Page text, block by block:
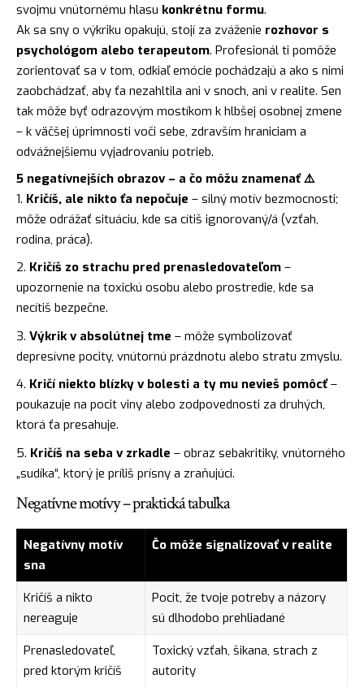
svojmu vnútornému hlasu konkrétnu formu.
Ak sa sny o výkriku opakujú, stojí za zváženie rozhovor s
psychológom alebo terapeutom. Profesionál ti pomôže
zorientovať sa v tom, odkiaľ emócie pochádzajú a ako s nimi
zaobchádzať, aby ťa nezahltila ani v snoch, ani v realite. Sen
tak môže byť odrazovým mostíkom k hlbšej osobnej zmene
– k väčšej úprimnosti voči sebe, zdravším hraniciam a
odvážnejšiemu vyjadrovaniu potrieb.
5 negatívnejších obrazov – a čo môžu znamenať ⚠️
Kričíš, ale nikto ťa nepočuje – silný motív bezmocnosti;
môže odrážať situáciu, kde sa cítiš ignorovaný/á (vzťah,
rodina, práca).
Kričíš zo strachu pred prenasledovateľom –
upozornenie na toxickú osobu alebo prostredie, kde sa
necítiš bezpečne.
Výkrik v absolútnej tme – môže symbolizovať
depresívne pocity, vnútornú prázdnotu alebo stratu zmyslu.
Kričí niekto blízky v bolesti a ty mu nevieš pomôcť–
poukazuje na pocit viny alebo zodpovednosti za druhých,
ktorá ťa presahuje.
Kričíš na seba v zrkadle – obraz sebakritiky, vnútorného
„sudíka“, ktorý je príliš prísny a zraňujúci.
Negatívne motívy – praktická tabuľka
Negatívny motív
sna
Čo môže signalizovať v realite
Kričíš a nikto
nereaguje
Pocit, že tvoje potreby a názory
sú dlhodobo prehliadané
Prenasledovateľ,
pred ktorým kričíš
Toxický vzťah, šikana, strach z
autority